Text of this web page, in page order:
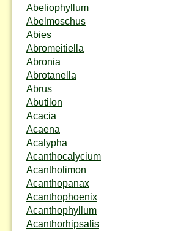
Abeliophyllum
Abelmoschus
Abies
Abromeitiella
Abronia
Abrotanella
Abrus
Abutilon
Acacia
Acaena
Acalypha
Acanthocalycium
Acantholimon
Acanthopanax
Acanthophoenix
Acanthophyllum
Acanthorhipsalis